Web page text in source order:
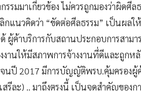
รรมมาเกี่ยวข้อง ไม่ควรถูกมองว่าผิดศี
กแนวคิดว่า “ขัดต่อศีลธรรม” เป็นผล
ด้ ผู้ค้าบริการกับสถานประกอบการสา
งานให้มีสภาพการจ้างงานที่ดีและถูก
จนปี 2017 มีการบัญญัติพรบ.คุ้มครองผู้
สรีละ) .. มาถึงตรงนี้ เป็นจุดสำคัญของ